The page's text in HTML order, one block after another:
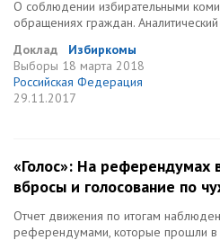
О соблюдении избирательными
обращениях граждан.
Доклад
Избиркомы
Выборы 18 марта 2018
Российская Федерация
29.11.2017
«Голос»: На референдумах
вбросы и голосование по
Отчет движения по итогам
референдумами, которые прошли в